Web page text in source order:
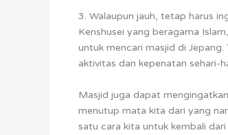
3. Walaupun jauh, tetap harus
Kenshusei yang beragama
untuk mencari masjid di
aktivitas dan kepenatan sehari-
Masjid juga dapat
menutup mata kita dari yang
satu cara kita untuk kembali